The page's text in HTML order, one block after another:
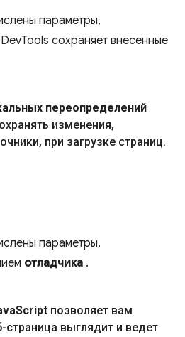
параметры,
сохраняет внесенные
переопределений
изменения,
, при загрузке страниц.
параметры,
отладчика .
Script позволяет вам
страница выглядит и ведет